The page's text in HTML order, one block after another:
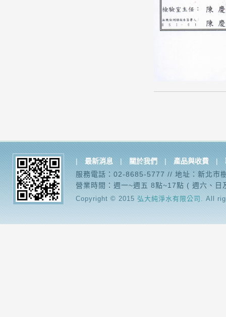
| 最新消息 | 關於我們 | 產品與收費 |
服務電話：02-8685-5777 // 地址：新北市
營業時間：週一~週五 8點~17點 ( 週六、日
Copyright © 2015 弘大純淨水有限公司. All